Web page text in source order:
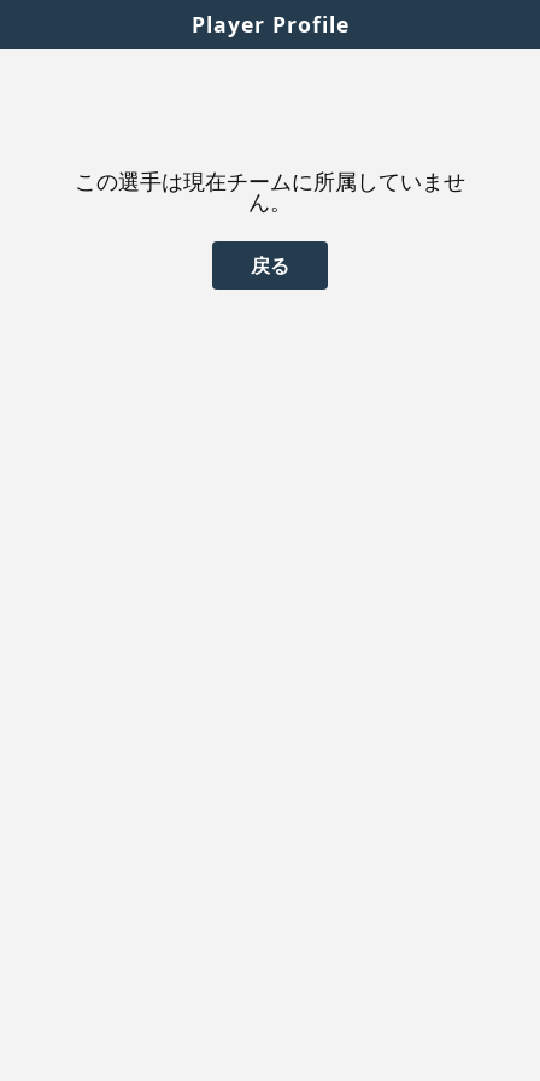
Player Profile
この選手は現在チームに所属していませ
ん。
戻る